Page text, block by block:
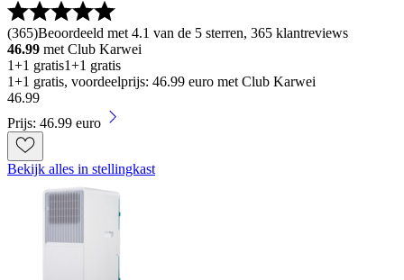
(365)Beoordeeld met 4.1 van de 5 sterren, 365 klantreviews
46.99 met Club Karwei
1+1 gratis1+1 gratis
1+1 gratis, voordeelprijs: 46.99 euro met Club Karwei
46.99
Prijs: 46.99 euro
Bekijk alles in stellingkast